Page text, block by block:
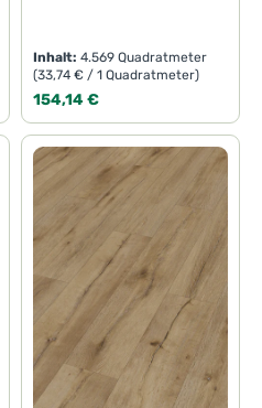
Inhalt:4.569 Quadratmeter
(33,74 € / 1 Quadratmeter)
Regulärer Preis:
154,14 €